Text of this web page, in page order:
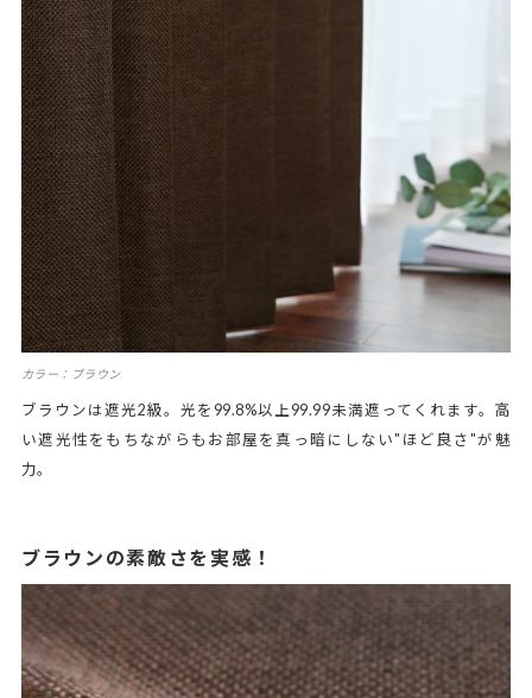
カラー：ブラウン
ブラウンは遮光2級。光を99.8%以上99.99未満遮ってくれます。高
い遮光性をもちながらもお部屋を真っ暗にしない"ほど良さ"が魅
力。
ブラウンの素敵さを実感！